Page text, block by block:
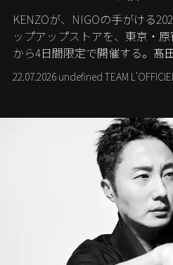
KENZOが、NIGOの手がける
ップアップストアを、東京・
から4日間限定で開催する。髙
た空間で、メゾンのヘリテージ
コレクションを紹介。
22.07.2026 undefined TEAM